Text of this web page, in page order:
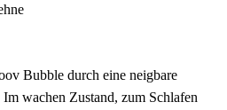
Bubble durch eine neigbare
wachen Zustand, zum Schlafen